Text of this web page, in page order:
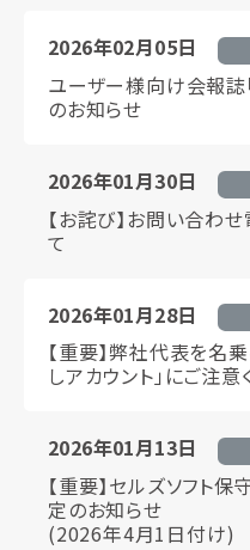
2026年02月05日
ユーザー様向け会報
のお知らせ
2026年01月30日
【お詫び】お問い合わ
て
2026年01月28日
【重要】弊社代表を名
しアカウント」にご注意
2026年01月13日
【重要】セルズソフト
定のお知らせ
(2026年4月1日付け)